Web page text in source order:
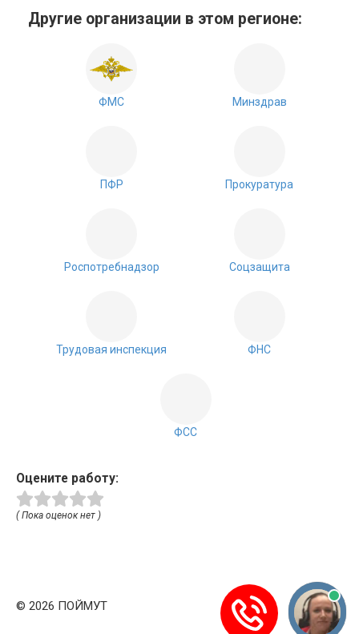
Другие организации в этом регионе:
ФМС Минздрав
ПФР Прокуратура
Роспотребнадзор Соцзащита
Трудовая инспекция ФНС
ФСС
Оцените работу:
( Пока оценок нет )
© 2026 ПОЙМУТ